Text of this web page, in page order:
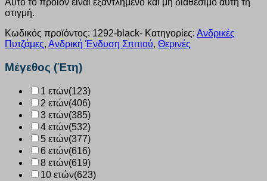
στιγμή.
Κωδικός προϊόντος: 1292-black- Κατηγορίες: Ανδρικές
Πυτζάμες, Ανδρική Ένδυση Σπιτιού, Θερινές
Μέγεθος (Έτη)
1 ετών(123)
2 ετών(406)
3 ετών(385)
4 ετών(532)
5 ετών(377)
6 ετών(616)
8 ετών(619)
10 ετών(623)